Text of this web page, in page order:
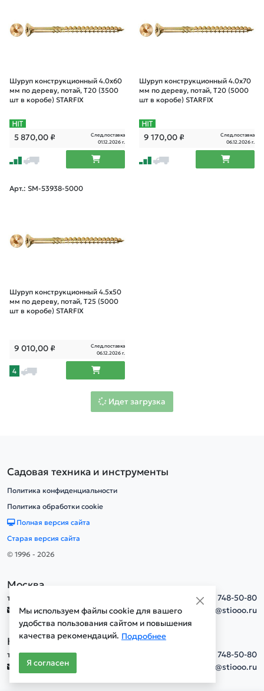
Шуруп конструкционный 4.0х60
мм по дереву, потай, T20 (3500
шт в коробе) STARFIX
5 870,00₽
След.поставка
01.12.2026 г.
Шуруп конструкционный 4.0х70
мм по дереву, потай, T20 (5000
шт в коробе) STARFIX
9 170,00₽
След.поставка
06.12.2026 г.
Арт.: SM-53938-5000
Шуруп конструкционный 4.5х50
мм по дереву, потай, T25 (5000
шт в коробе) STARFIX
9 010,00₽
След.поставка
06.12.2026 г.
4
Идет загрузка
Мы используем файлы cookie для вашего
удобства пользования сайтом и повышения
качества рекомендаций. Подробнее
Я согласен
Садовая техника и инструменты
Политика конфиденциальности
Политика обработки cookie
Полная версия сайта
Старая версия сайта
© 1996 - 2026
Москва
тел.
+7(495) 748-50-80
info@stiooo.ru
Новосибирск
тел.
+7(495) 748-50-80
info@stiooo.ru